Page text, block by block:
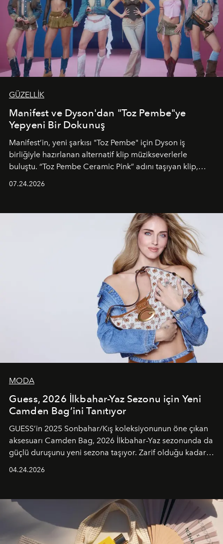
GÜZELLİK
Manifest ve Dyson'dan "Toz Pembe"ye
Yepyeni Bir Dokunuş
Manifest’in, yeni şarkısı "Toz Pembe" için Dyson iş
birliğiyle hazırlanan alternatif klip müzikseverlerle
buluştu. “Toz Pembe Ceramic Pink” adını taşıyan klip,
unsurlarından biri olarak öne çıkıyor.
07.24.2026
MODA
Guess, 2026 İlkbahar-Yaz Sezonu için Yeni
Camden Bag’ini Tanıtıyor
GUESS’in 2025 Sonbahar/Kış koleksiyonunun öne çıkan
aksesuarı Camden Bag, 2026 İlkbahar-Yaz sezonunda da
güçlü duruşunu yeni sezona taşıyor. Zarif olduğu kadar
04.24.2026